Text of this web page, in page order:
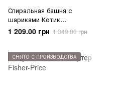
Спиральная башня с
шариками Котик
Развивающая игра от 9
1 209.00 грн 1 349.00 грн
СНЯТО С ПРОИЗВОДСТВА